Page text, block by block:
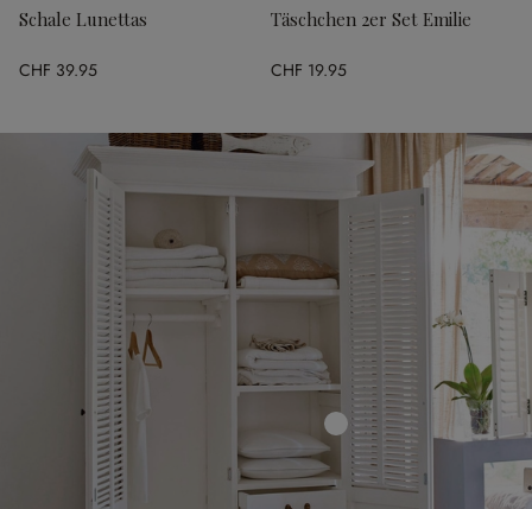
Schale Lunettas
CHF 39.95
Täschchen 2er Set Emilie
CHF 19.95